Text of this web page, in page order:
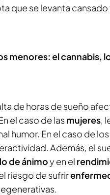
que se levanta cansado
menores: el cannabis,
de horas de sueño
el caso de las mujeres,
humor. En el caso de los
Además, el
de ánimoy en el
riesgo de sufrir